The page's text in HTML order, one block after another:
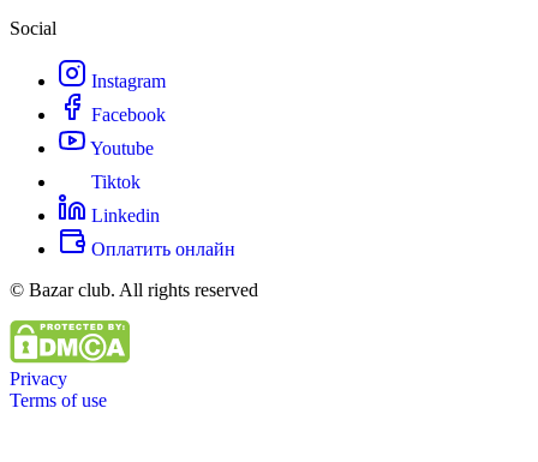
Social
Instagram
Facebook
Youtube
Tiktok
Linkedin
Оплатить онлайн
© Bazar club. All rights reserved
Privacy
Terms of use